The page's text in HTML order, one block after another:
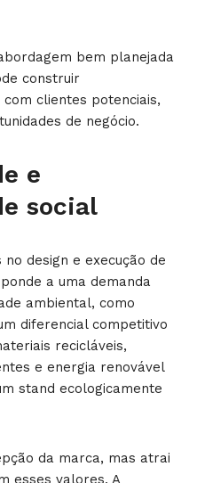
bem planejada
construir
clientes potenciais,
de negócio.
e
social
design e execução de
a uma demanda
ambiental, como
diferencial competitivo
recicláveis,
e energia renovável
stand ecologicamente
da marca, mas atrai
esses valores. A